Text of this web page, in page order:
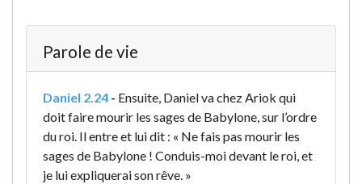
Parole de vie
Daniel 2.24 - Ensuite, Daniel va chez Ariok qui
doit faire mourir les sages de Babylone, sur l’ordre
du roi. Il entre et lui dit : « Ne fais pas mourir les
sages de Babylone ! Conduis-moi devant le roi, et
je lui expliquerai son rêve. »